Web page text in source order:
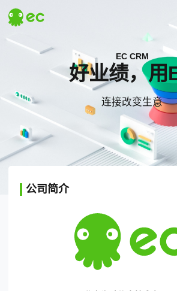
探索EC
热门搜索 # 汇营销 #
EC CRM
好业绩，用
连接改变生意
公司简介